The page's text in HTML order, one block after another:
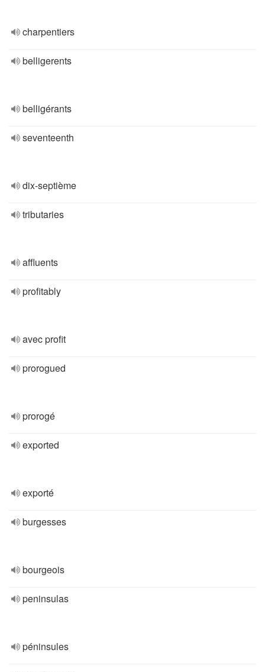
charpentiers
belligerents
belligérants
seventeenth
dix-septième
tributaries
affluents
profitably
avec profit
prorogued
prorogé
exported
exporté
burgesses
bourgeois
peninsulas
péninsules